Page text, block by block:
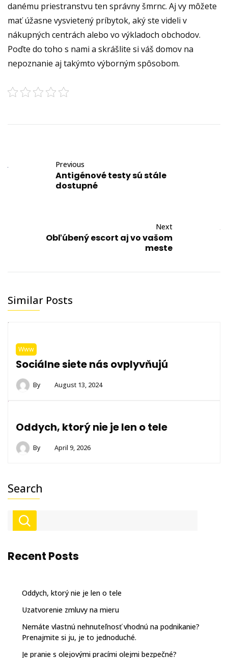
danému priestranstvu ten správny šmrnc. Aj vy môžete
mať úžasne vysvietený príbytok, aký ste videli v
nákupných centrách alebo vo výkladoch obchodov.
Poďte do toho s nami a skrášlite si váš domov na
nepoznanie aj takýmto výborným spôsobom.
Previous
Antigénové testy sú stále
dostupné
Next
Obľúbený escort aj vo vašom
meste
Similar Posts
Www
Sociálne siete nás ovplyvňujú
By August 13, 2024
Oddych, ktorý nie je len o tele
By April 9, 2026
Search
Recent Posts
Oddych, ktorý nie je len o tele
Uzatvorenie zmluvy na mieru
Nemáte vlastnú nehnuteľnosť vhodnú na podnikanie?
Prenajmite si ju, je to jednoduché.
Je pranie s olejovými pracími olejmi bezpečné?